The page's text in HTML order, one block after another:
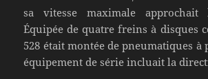
sa vitesse maximale
Équipée de quatre freins à disques
528 était montée de pneumatiques à
équipement de série incluait la